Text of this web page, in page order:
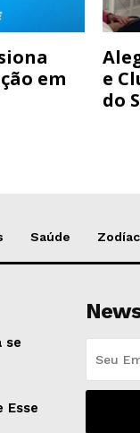
em
e
do
Saúde
se
Esse